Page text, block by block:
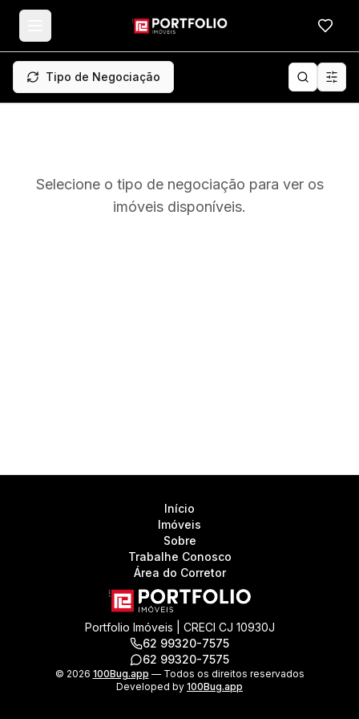
Tipo de Negociação
Selecione o tipo de negociação para ver os
imóveis disponíveis.
Início
Imóveis
Sobre
Trabalhe Conosco
Área do Corretor
Portfolio Imóveis | CRECI CJ 10930J
62 99320-7575
62 99320-7575
© 2026 100Bug.app — Todos os direitos reservados
Developed by 100Bug.app